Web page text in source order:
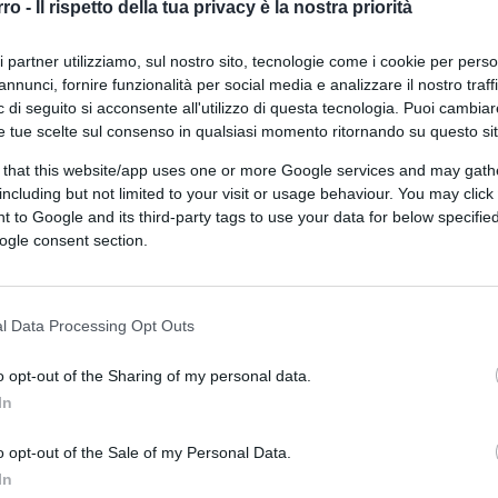
- Il rispetto della tua privacy è la nostra priorità
partner utilizziamo, sul nostro sito, tecnologie come i cookie per
fornire funzionalità per social media e analizzare il nostro
di seguito si acconsente all'utilizzo di questa tecnologia. Puoi
tue scelte sul consenso in qualsiasi momento ritornando su questo
that this website/app uses one or more Google services and may
but not limited to your visit or usage behaviour. You may
to Google and its third-party tags to use your data for below
consent section.
Data Processing Opt Outs
opt-out of the Sharing of my personal data.
opt-out of the Sale of my Personal Data.
su Google CLICCA QUI
domenicale in onda su Rai3,Roberto
millennio, dal momento che
Tant’è che ad una domanda della
slogan definitivo: “Mi fa piacere dirle
nella sanità pubblica e chi pensa